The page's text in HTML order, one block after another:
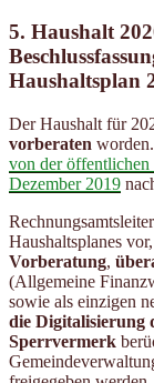
5. Haushalt
Haushaltsplan
Der Haushalt für
vorberaten
von der öffentlichen
Dezember 2019
Haushaltsplanes
Vorberatung,
(Allgemeine
sowie als einzigen
die Digitalisierung
Sperrvermerk